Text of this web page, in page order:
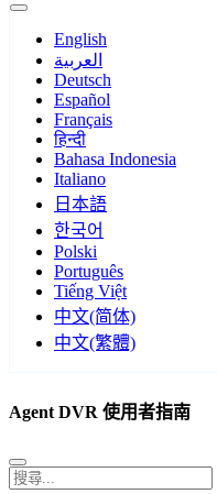
English
العربية
Deutsch
Español
Français
हिन्दी
Bahasa Indonesia
Italiano
日本語
한국어
Polski
Português
Tiếng Việt
中文(简体)
中文(繁體)
Agent DVR 使用者指南